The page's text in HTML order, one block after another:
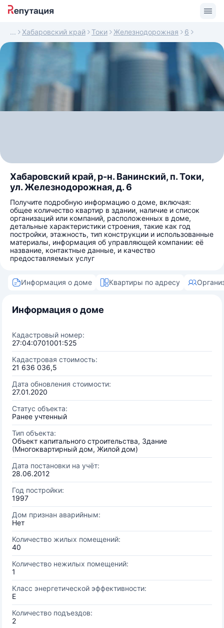
Хабаровский край Токи Железнодорожная 6
Хабаровский край, р-н. Ванинский, п. Токи,
ул. Железнодорожная, д. 6
Получите подробную информацию о доме, включая:
общее количество квартир в здании, наличие и список
организаций или компаний, расположенных в доме,
детальные характеристики строения, такие как год
постройки, этажность, тип конструкции и использованные
материалы, информация об управляющей компании: её
название, контактные данные, и качество
предоставляемых услуг
Информация о доме Квартиры по адресу
Информация о доме
Кадастровый номер:
27:04:0701001:525
Кадастровая стоимость:
21 636 036,5
Дата обновления стоимости:
27.01.2020
Статус объекта:
Ранее учтенный
Тип объекта:
Объект капитального строительства, Здание
(Многоквартирный дом, Жилой дом)
Дата постановки на учёт:
28.06.2012
Год постройки:
1997
Дом признан аварийным:
Нет
Количество жилых помещений:
40
Количество нежилых помещений:
1
Класс энергетической эффективности:
E
Количество подъездов:
2